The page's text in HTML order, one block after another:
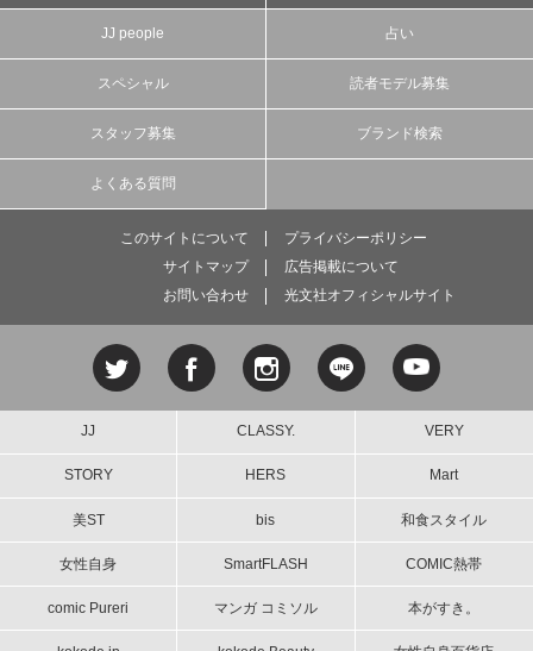
JJ people 占い
スペシャル 読者モデル募集
スタッフ募集 ブランド検索
よくある質問
このサイトについて
プライバシーポリシー
サイトマップ
広告掲載について
お問い合わせ
光文社オフィシャルサイト
JJ CLASSY. VERY
STORY HERS Mart
美ST bis 和食スタイル
女性自身 SmartFLASH COMIC熱帯
comic Pureri マンガ コミソル 本がすき。